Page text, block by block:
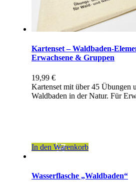
Kartenset – Waldbaden-
Erwachsene & Gruppen
19,99 €
Kartenset mit über 45 Übungen
Waldbaden in der Natur. Für
In den Warenkorb
Wasserflasche „Waldbaden“